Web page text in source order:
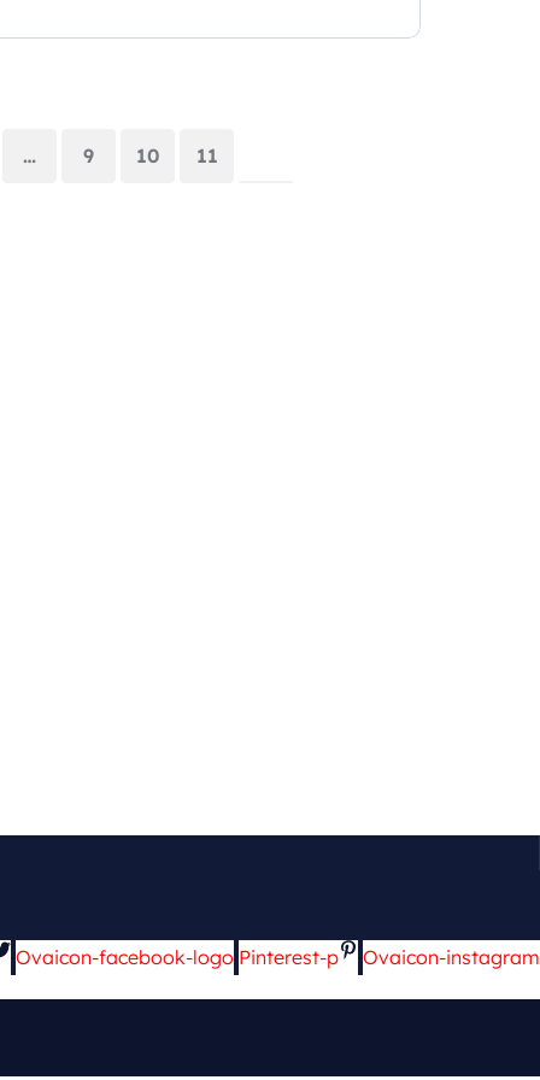
… 9 10 11
Ovaicon-facebook-logo Pinterest-p Ovaicon-instagram